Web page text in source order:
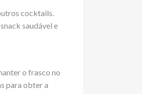
cocktails.
saudável e
o frasco no
para obter a